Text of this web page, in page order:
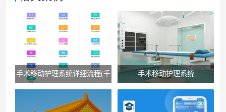
手术移动护理系统详细流程(千
佛山医院版）
手术移动护理系统